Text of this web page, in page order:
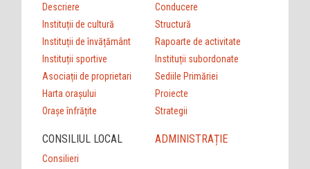
Descriere
Instituții de cultură
Instituții de învățământ
Instituții sportive
Asociații de proprietari
Harta orașului
Orașe înfrățite
Conducere
Structură
Rapoarte de activitate
Instituții subordonate
Sediile Primăriei
Proiecte
Strategii
CONSILIUL LOCAL
Consilieri
ADMINISTRAȚIE